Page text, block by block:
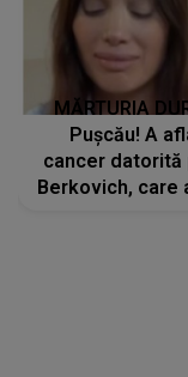
MĂRTURIA
Pușcău! A
cancer datorită
Berkovich, care